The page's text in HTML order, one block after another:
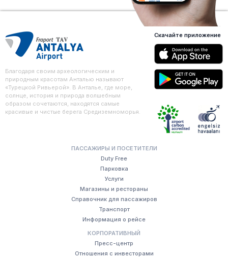
Благодаря своим археологическим и
природным красотам Анталью называют
«Турецкой Ривьерой». В Анталье, где море,
солнце, история и природа волшебным
образом сочетаются, находятся самые
красивые и чистые берега Средиземноморья.
ПАССАЖИРЫ И ПОСЕТИТЕЛИ
Duty Free
Парковка
Услуги
Магазины и рестораны
Справочник для пассажиров
Транспорт
Информация о рейсе
КОРПОРАТИВНЫЙ
Пресс-центр
Отношения с инвесторами
Скачайте приложение